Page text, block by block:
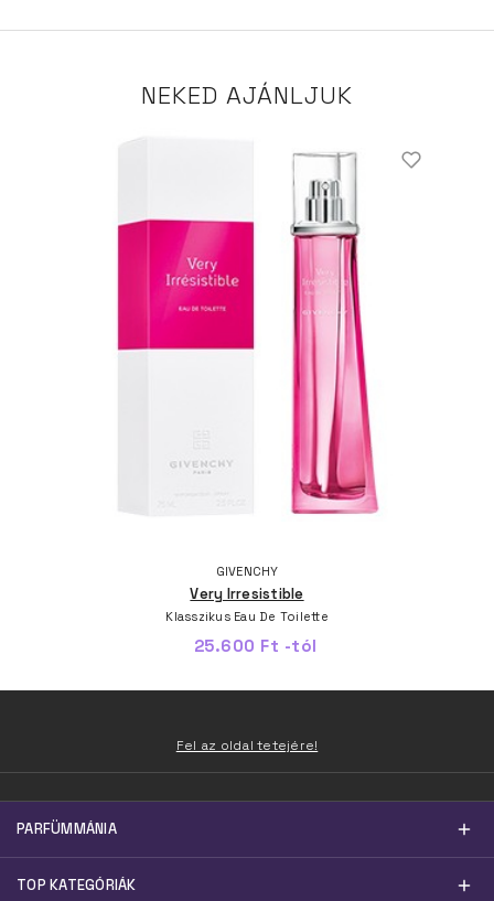
NEKED AJÁNLJUK
GIVENCHY
Very Irresistible
Klasszikus Eau De Toilette
25.600 Ft -tól
Fel az oldal tetejére!
PARFÜMMÁNIA
TOP KATEGÓRIÁK